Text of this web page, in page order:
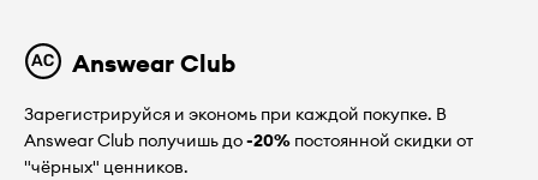
Answear Club
Зарегистрируйся и экономь при каждой покупке. В
Answear Club получишь до-20% постоянной скидки от
"чёрных" ценников.